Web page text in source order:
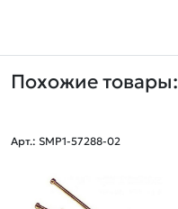
Похожие товары:
Арт.: SMP1-57288-02